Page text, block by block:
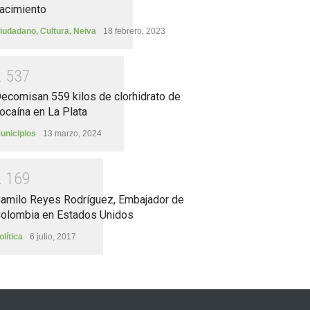
, Cultura, Neiva 18 febrero, 2023
537
559 kilos de clorhidrato de
en La Plata
13 marzo, 2024
1 69
Reyes Rodríguez, Embajador de
en Estados Unidos
6 julio, 2017